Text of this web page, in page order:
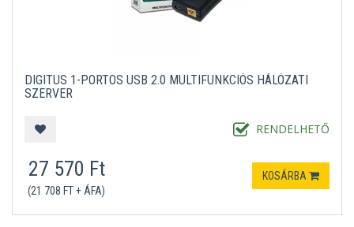
DIGITUS 1-PORTOS USB 2.0 MULTIFUNKCIÓS HÁLÓZATI
SZERVER
RENDELHETŐ
27 570 Ft
(21 708 FT + ÁFA)
KOSÁRBA